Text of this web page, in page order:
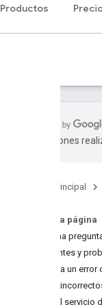
Productos
traducciones
Página principal
En esta página
Haz una
Incidentes y
Informa un
Datos
Elige el servicio